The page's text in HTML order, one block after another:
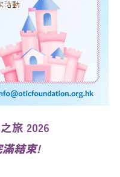
旅 2026
滿結束!